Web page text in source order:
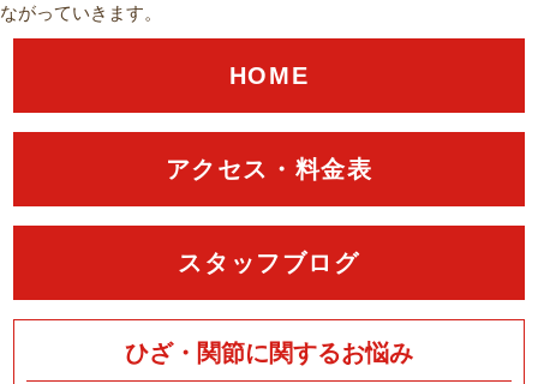
ながっていきます。
HOME
アクセス・料金表
スタッフブログ
ひざ・関節に関するお悩み